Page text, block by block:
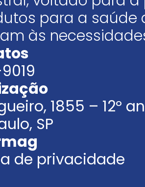
para a saúde
às
1855 – 12º
SP
de privacidade